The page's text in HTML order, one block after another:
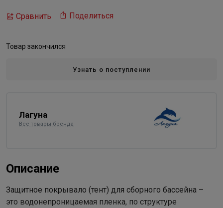
Сравнить Поделиться
Товар закончился
Узнать о поступлении
Лагуна
Все товары бренда
Описание
Защитное покрывало (тент) для сборного бассейна –
это водонепроницаемая пленка, по структуре